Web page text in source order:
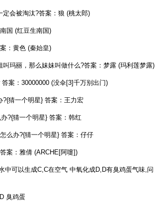
会被淘汰?答案：狼 (桃太郎)
国 (红豆生南国)
：黄色 (秦始皇)
玛丽，那么妹妹叫做什么?答案：梦露 (玛利莲梦露)
：30000000 (没伞[3]千万别出门)
猜一个明星} 答案：王力宏
?{猜一个明星} 答案：韩红
办?{猜一个明星} 答案：仔仔
：雅倩 (ARCHE[阿嚏])
可以生成C,C在空气 中氧化成D,D有臭鸡蛋气味,问
臭鸡蛋